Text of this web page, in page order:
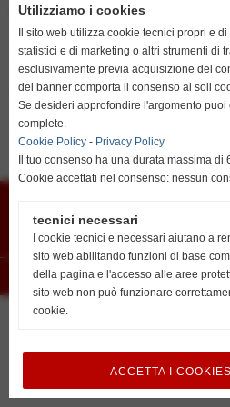
Del resto anche la parola che
significato è sempre quella:
saper vincere, ma vuol dire
sicuramente arriveranno.
Gli istruttori della Scuola
personale dei ragazzi.
strutturazione della persona
cresceranno migliorando le loro
sociali.
E-mail
Segreteria
Recapiti telefonici:
Lovisari Nicolas
resta su italiano
go to english
http://www.unionvislendinara.it
Utilizziamo i cookies
Il sito web utilizza cookie tecnici propri e
statistici e di marketing o altri strumenti di
esclusivamente previa acquisizione del
del banner comporta il consenso ai soli
Se desideri approfondire l'argomento puoi
complete.
Cookie Policy - Privacy Policy
Il tuo consenso ha una durata massima di
Cookie accettati nel consenso: nessun
tecnici necessari
I cookie tecnici e necessari aiutano a
sito web abilitando funzioni di base
della pagina e l'accesso alle aree
sito web non può funzionare
cookie.
ACCETTA I